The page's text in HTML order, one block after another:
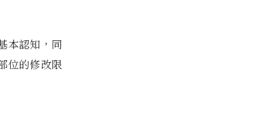
本認知，同
位的修改限